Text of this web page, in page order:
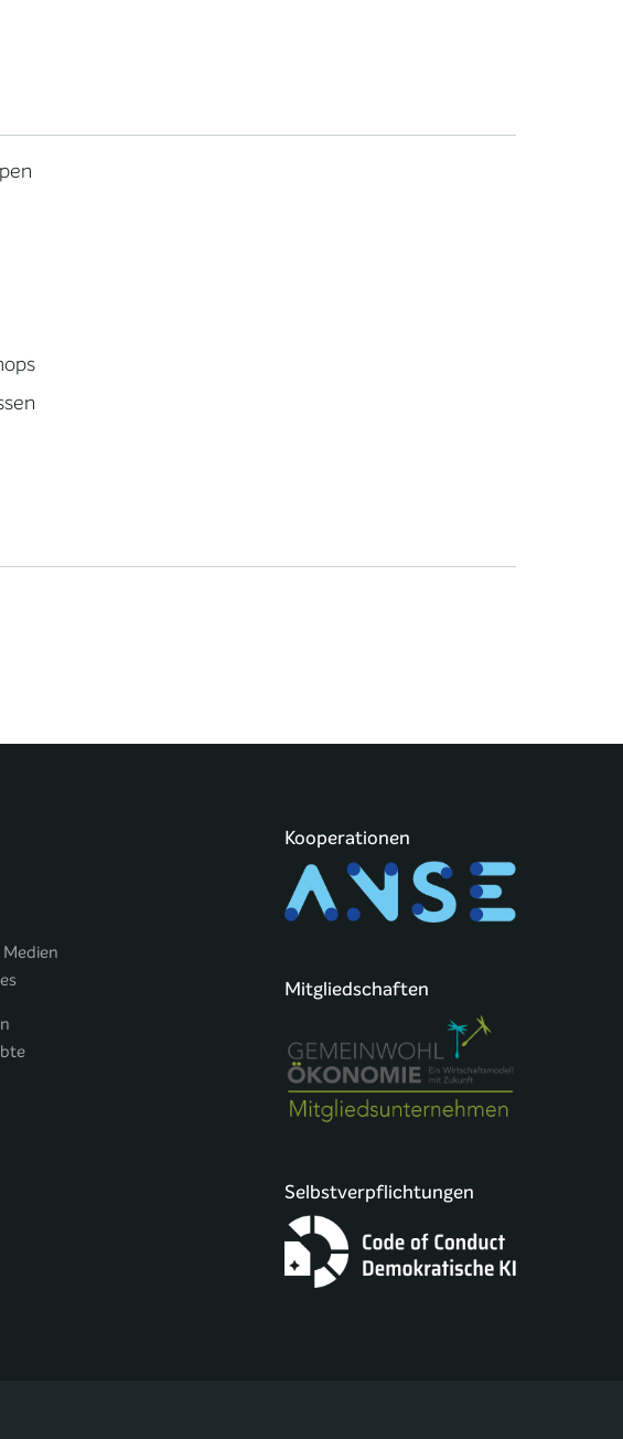
Medien
Kooperationen
Mitgliedschaften
Selbstverpflichtungen